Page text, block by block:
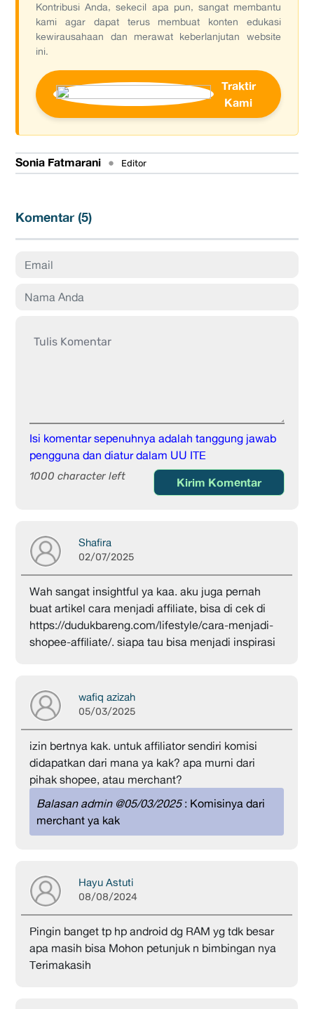
Kontribusi Anda, sekecil apa pun, sangat membantu
kami agar dapat terus membuat konten edukasi
kewirausahaan dan merawat keberlanjutan website
ini.
Traktir
Kami
Sonia Fatmarani • Editor
Komentar (5)
Isi komentar sepenuhnya adalah tanggung jawab
pengguna dan diatur dalam UU ITE
1000 character left Kirim Komentar
Shafira
02/07/2025
Wah sangat insightful ya kaa. aku juga pernah
buat artikel cara menjadi affiliate, bisa di cek di
https://dudukbareng.com/lifestyle/cara-menjadi-
shopee-affiliate/. siapa tau bisa menjadi inspirasi
wafiq azizah
05/03/2025
izin bertnya kak. untuk affiliator sendiri komisi
didapatkan dari mana ya kak? apa murni dari
pihak shopee, atau merchant?
Balasan admin @05/03/2025: Komisinya dari
merchant ya kak
Hayu Astuti
08/08/2024
Pingin banget tp hp android dg RAM yg tdk besar
apa masih bisa Mohon petunjuk n bimbingan nya
Terimakasih